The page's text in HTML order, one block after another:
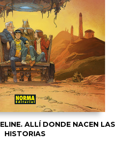
ALLÍ DONDE NACEN LAS
HISTORIAS